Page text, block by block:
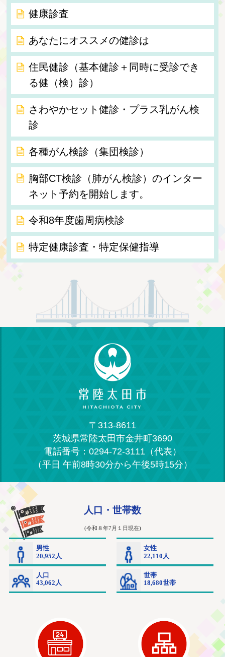
健康診査
あなたにオススメの健診は
住民健診（基本健診＋同時に受診でき
る健（検）診）
さわやかセット健診・プラス乳がん検
診
各種がん検診（集団検診）
胸部CT検診（肺がん検診）のインター
ネット予約を開始します。
令和8年度歯周病検診
特定健康診査・特定保健指導
〒313-8611
茨城県常陸太田市金井町3690
電話番号：0294-72-3111（代表）
（平日 午前8時30分から午後5時15分）